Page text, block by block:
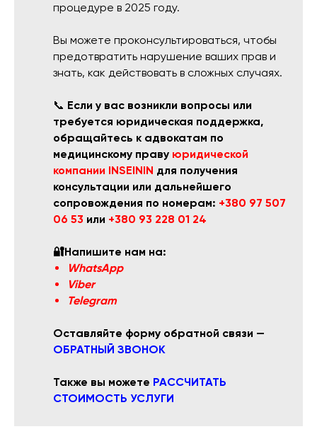
процедуре в 2025 году.
Вы можете проконсультироваться, чтобы
предотвратить нарушение ваших прав и
знать, как действовать в сложных случаях.
📞 Если у вас возникли вопросы или
требуется юридическая поддержка,
обращайтесь к адвокатам по
медицинскому праву юридической
компании INSEININ для получения
консультации или дальнейшего
сопровождения по номерам: +380 97 507
06 53 или +380 93 228 01 24
🔐Напишите нам на:
WhatsApp
Viber
Telegram
Оставляйте форму обратной связи —
ОБРАТНЫЙ ЗВОНОК
Также вы можете РАССЧИТАТЬ
СТОИМОСТЬ УСЛУГИ